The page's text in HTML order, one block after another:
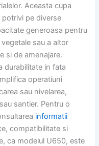
Aceasta cupa
pe diverse
generoasa pentru
sau a altor
si de amenajare.
durabilitate in fata
operatiuni
sau nivelarea,
santier. Pentru o
informatii
compatibilitate si
ca modelul U650, este